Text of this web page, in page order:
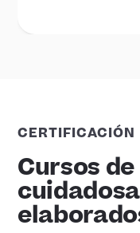
CERTIFICACIÓN
Cursos